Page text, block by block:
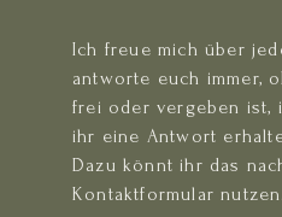
Ich freue mich über
antworte euch immer,
frei oder vergeben ist,
ihr eine Antwort
Dazu könnt ihr das
Kontaktformular nutzen.